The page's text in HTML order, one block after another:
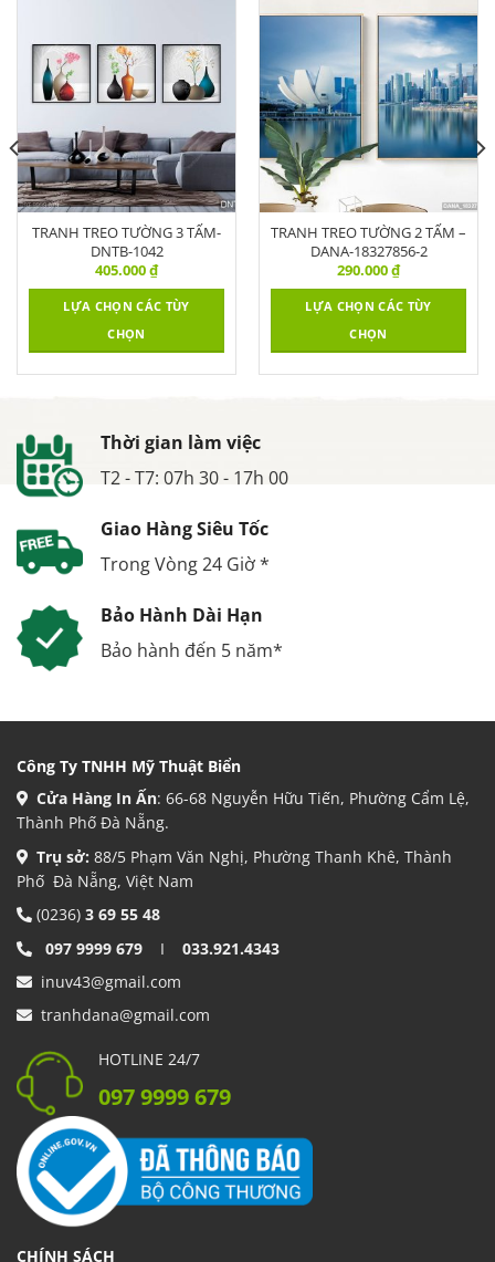
TRANH TREO TƯỜNG 3 TẤM-
DNTB-1042
405.000₫
LỰA CHỌN CÁC TÙY
CHỌN
TRANH TREO TƯỜNG 2 TẤM –
DANA-18327856-2
290.000₫
LỰA CHỌN CÁC TÙY
CHỌN
Thời gian làm việc
T2 - T7: 07h 30 - 17h 00
Giao Hàng Siêu Tốc
Trong Vòng 24 Giờ *
Bảo Hành Dài Hạn
Bảo hành đến 5 năm*
Công Ty TNHH Mỹ Thuật Biển
Cửa Hàng In Ấn: 66-68 Nguyễn Hữu Tiến, Phường Cẩm Lệ,
Thành Phố Đà Nẵng.
Trụ sở: 88/5 Phạm Văn Nghị, Phường Thanh Khê, Thành
Phố Đà Nẵng, Việt Nam
(0236) 3 69 55 48
097 9999 679 I 033.921.4343
inuv43@gmail.com
tranhdana@gmail.com
HOTLINE 24/7
097 9999 679
CHÍNH SÁCH